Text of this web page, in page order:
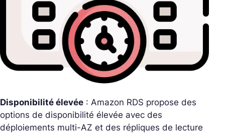
Disponibilité élevée : Amazon RDS propose des
options de disponibilité élevée avec des
déploiements multi-AZ et des répliques de lecture